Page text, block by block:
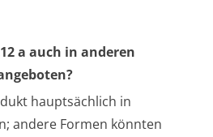
a auch in anderen
hauptsächlich in
andere Formen könnten